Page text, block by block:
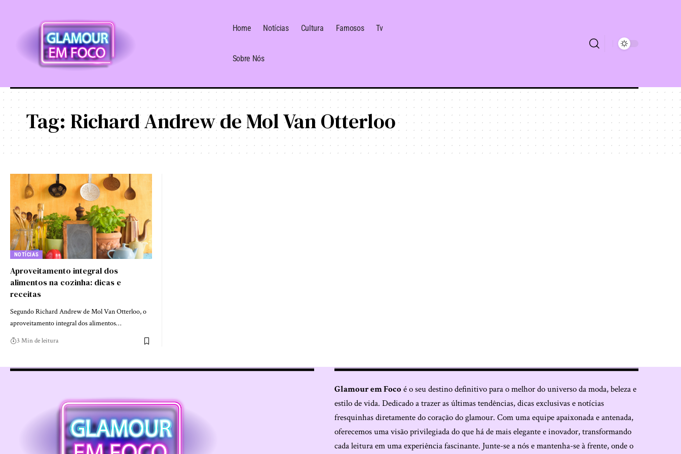
Home Notícias Cultura Famosos Tv
Sobre Nós
Tag: Richard Andrew de Mol Van Otterloo
NOTÍCIAS
Aproveitamento integral dos
alimentos na cozinha: dicas e
receitas
Segundo Richard Andrew de Mol Van Otterloo, o
aproveitamento integral dos alimentos…
3 Min de leitura
Glamour em Focoé o seu destino definitivo para o melhor do universo da moda, beleza e
estilo de vida. Dedicado a trazer as últimas tendências, dicas exclusivas e notícias
fresquinhas diretamente do coração do glamour. Com uma equipe apaixonada e antenada,
oferecemos uma visão privilegiada do que há de mais elegante e inovador, transformando
cada leitura em uma experiência fascinante. Junte-se a nós e mantenha-se à frente, onde o